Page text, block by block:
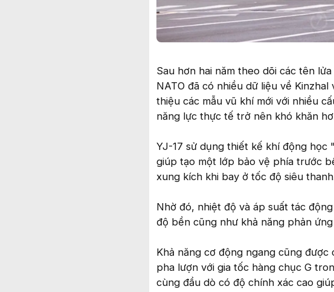
Sau hơn hai năm theo dõi các tên
NATO đã có nhiều dữ liệu về
thiệu các mẫu vũ khí mới với nhiều
năng lực thực tế trở nên khó khăn
YJ-17 sử dụng thiết kế khí động học
giúp tạo một lớp bảo vệ phía trước
xung kích khi bay ở tốc độ siêu
Nhờ đó, nhiệt độ và áp suất tác
độ bền cũng như khả năng phản
Khả năng cơ động ngang cũng
pha lượn với gia tốc hàng chục G
cùng đầu dò có độ chính xác cao